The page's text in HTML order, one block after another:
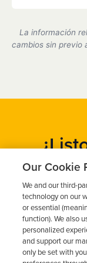
de encendido
y cumplimos
La información
cambios sin previo
Obtén un
Our Cookie
We and our third-
technology on our
or essential
function). We also
personalized
and support our
only be set with